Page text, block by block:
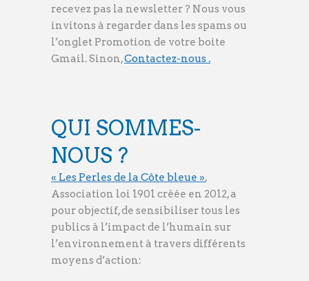
recevez pas la newsletter ? Nous vous
invitons à regarder dans les spams ou
l’onglet Promotion de votre boite
Gmail. Sinon,Contactez-nous .
QUI SOMMES-
NOUS ?
« Les Perles de la Côte bleue »,
Association loi 1901 créée en 2012, a
pour objectif, de sensibiliser tous les
publics à l’impact de l’humain sur
l’environnement à travers différents
moyens d’action: